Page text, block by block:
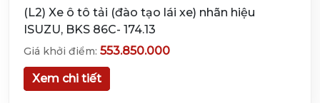
(L2) Xe ô tô tải (đào tạo lái xe) nhãn hiệu
ISUZU, BKS 86C- 174.13
Giá khởi điểm: 553.850.000
Xem chi tiết